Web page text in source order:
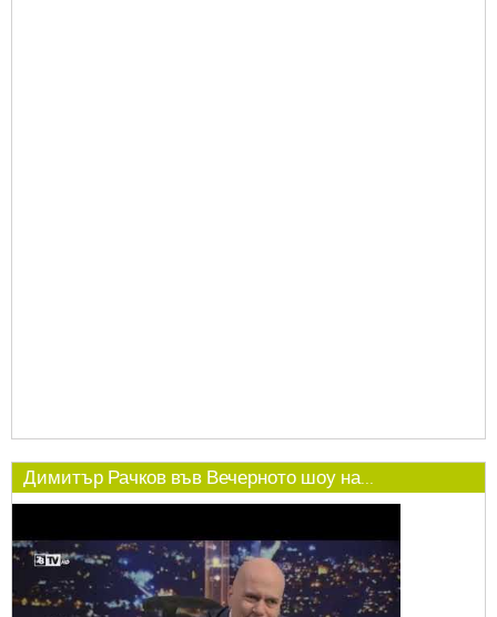
Димитър Рачков във Вечерното шоу на...